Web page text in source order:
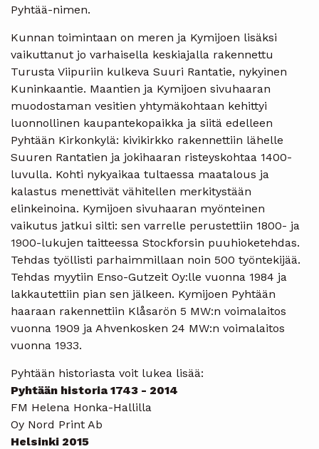
Pyhtää-nimen.
Kunnan toimintaan on meren ja Kymijoen lisäksi
vaikuttanut jo varhaisella keskiajalla rakennettu
Turusta Viipuriin kulkeva Suuri Rantatie, nykyinen
Kuninkaantie. Maantien ja Kymijoen sivuhaaran
muodostaman vesitien yhtymäkohtaan kehittyi
luonnollinen kaupantekopaikka ja siitä edelleen
Pyhtään Kirkonkylä: kivikirkko rakennettiin lähelle
Suuren Rantatien ja jokihaaran risteyskohtaa 1400-
luvulla. Kohti nykyaikaa tultaessa maatalous ja
kalastus menettivät vähitellen merkitystään
elinkeinoina. Kymijoen sivuhaaran myönteinen
vaikutus jatkui silti: sen varrelle perustettiin 1800- ja
1900-lukujen taitteessa Stockforsin puuhioketehdas.
Tehdas työllisti parhaimmillaan noin 500 työntekijää.
Tehdas myytiin Enso-Gutzeit Oy:lle vuonna 1984 ja
lakkautettiin pian sen jälkeen. Kymijoen Pyhtään
haaraan rakennettiin Klåsarön 5 MW:n voimalaitos
vuonna 1909 ja Ahvenkosken 24 MW:n voimalaitos
vuonna 1933.
Pyhtään historiasta voit lukea lisää:
Pyhtään historia 1743 - 2014
FM Helena Honka-Hallilla
Oy Nord Print Ab
Helsinki 2015